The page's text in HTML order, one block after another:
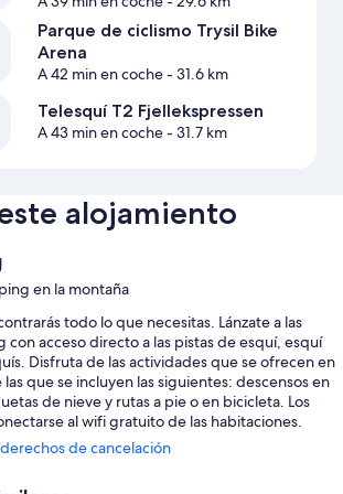
Parque de ciclismo Trysil Bike
Arena
A 42 min en coche- 31.6 km
Telesquí T2 Fjellekspressen
A 43 min en coche- 31.7 km
alojamiento
en la montaña
todo lo que necesitas. Lánzate a las
con acceso directo a las pistas de esquí, esquí
Disfruta de las actividades que se ofrecen en
que se incluyen las siguientes: descensos en
de nieve y rutas a pie o en bicicleta. Los
al wifi gratuito de las habitaciones.
de cancelación